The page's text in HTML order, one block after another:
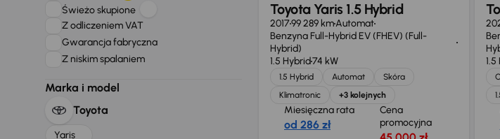
Świeżo skupione
Z odliczeniem VAT
Gwarancja fabryczna
Z niskim spalaniem
Marka i model
Toyota
Yaris
Toyota Yaris 1.5 Hybrid
201799 289 kmAutomat
Benzyna Full-Hybrid EV (FHEV) (Full-
Hybrid)
1.5 Hybrid74 kW
1.5 Hybrid Automat
Skóra
Klimatronic
+3 kolejnych
Miesięczna rata
od 286 zł
Cena
promocyjna